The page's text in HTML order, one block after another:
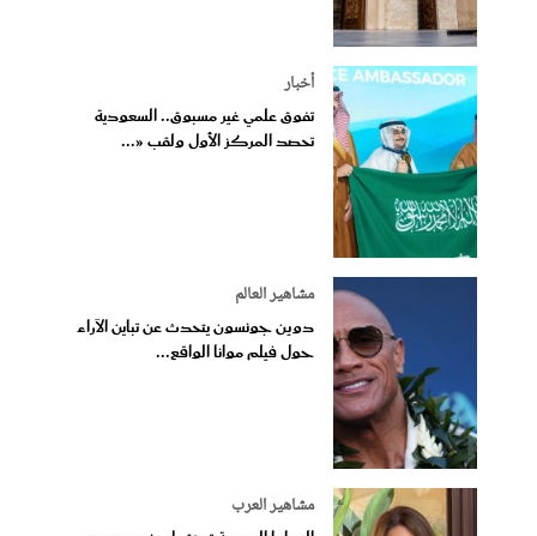
أخبار
تفوق علمي غير مسبوق.. السعودية
تحصد المركز الأول ولقب «...
مشاهير العالم
دوين جونسون يتحدث عن تباين الآراء
حول فيلم موانا الواقع...
مشاهير العرب